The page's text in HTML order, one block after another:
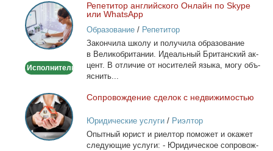
Репетитор
английского
Онлайн
по
или
Исполнитель
Ре­пе­ти­тор ан­глий­ско­го Он­лайн по Skype
или WhatsApp
Образование/ Репетитор
За­кон­чи­ла шко­лу и по­лу­чи­ла об­ра­зо­ва­ние
в Ве­ли­ко­бри­та­нии. Иде­аль­ный Бри­тан­ский ак­
цент. В от­ли­чие от но­си­те­лей язы­ка, мо­гу объ­
яс­нить...
Сопровождение
сделок
с
недвижимостью
Со­про­вож­де­ние сде­лок с недви­жи­мо­стью
Юридические услуги/ Риэлтор
Опыт­ный юрист и ри­ел­тор по­мо­жет и ока­жет
сле­ду­ю­щие услу­ги: - Юри­ди­че­ское со­про­вож­